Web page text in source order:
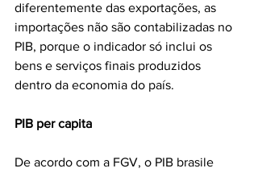
diferentemente das exportações, as
importações não são contabilizadas no
PIB, porque o indicador só inclui os
bens e serviços finais produzidos
dentro da economia do país.
PIB per capita
De acordo com a FGV, o PIB brasile